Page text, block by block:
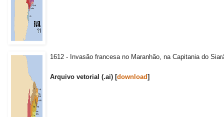
1612 - Invasão francesa no Maranhão, na Capitania do
Arquivo vetorial (.ai) [download]